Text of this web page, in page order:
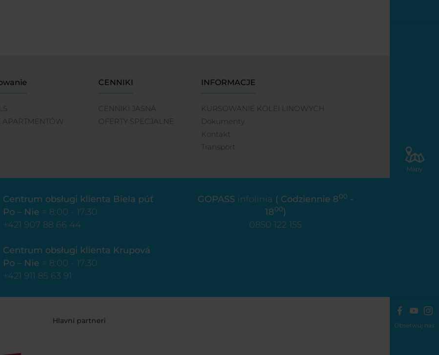
Mapy
Obserwuj nas
APARTMENTÓW
CENNIKI
CENNIKI JASNÁ
OFERTY SPECJALNE
INFORMACJE
KURSOWANIE KOLEI LINOWYCH
Dokumenty
Kontakt
Transport
Centrum obsługi klienta Biela púť
Po – Nie = 8:00 - 17:30
+421 907 88 66 44
Centrum obsługi klienta Krupová
Po – Nie = 8:00 - 17:30
+421 911 85 63 91
GOPASS infolinia ( Codziennie 800 -
1800)
0850 122 155
Hlavní partneri